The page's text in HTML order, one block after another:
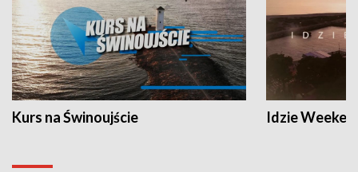
Kurs na Świnoujście Idzie